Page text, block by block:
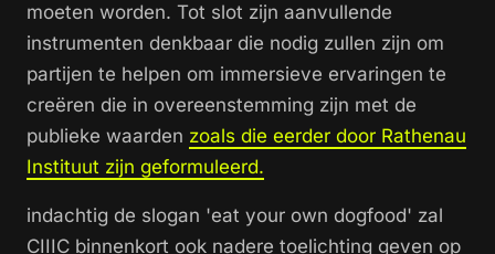
moeten worden. Tot slot zijn aanvullende
instrumenten denkbaar die nodig zullen zijn om
partijen te helpen om immersieve ervaringen te
creëren die in overeenstemming zijn met de
publieke waarden zoals die eerder door Rathenau
Instituut zijn geformuleerd.
indachtig de slogan 'eat your own dogfood' zal
CIIIC binnenkort ook nadere toelichting geven op